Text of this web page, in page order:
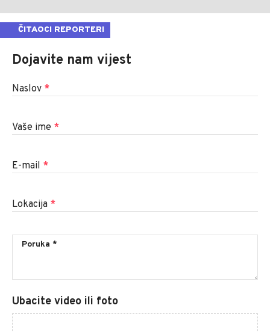
ČITAOCI REPORTERI
Dojavite nam vijest
Naslov *
Vaše ime *
E-mail *
Lokacija *
Ubacite video ili foto